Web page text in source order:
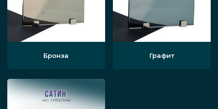
Бронза Графит